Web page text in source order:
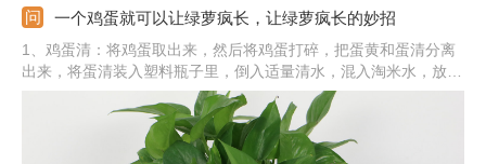
一个鸡蛋就可以让绿萝疯长，让绿萝疯长的妙招
1、鸡蛋清：将鸡蛋取出来，然后将鸡蛋打碎，把蛋黄和蛋清分离
出来，将蛋清装入塑料瓶子里，倒入适量清水，混入淘米水，放在
光线好的位置，密封30天左右，发酵好取出兑水稀释浇花。2、鸡
蛋壳：将鸡蛋壳收集好，放在阳光下晾晒，然后碾碎呈碎末，可以
在换土上盆时使用，将鸡蛋壳混合到营养土中，也可以挖坑埋入土